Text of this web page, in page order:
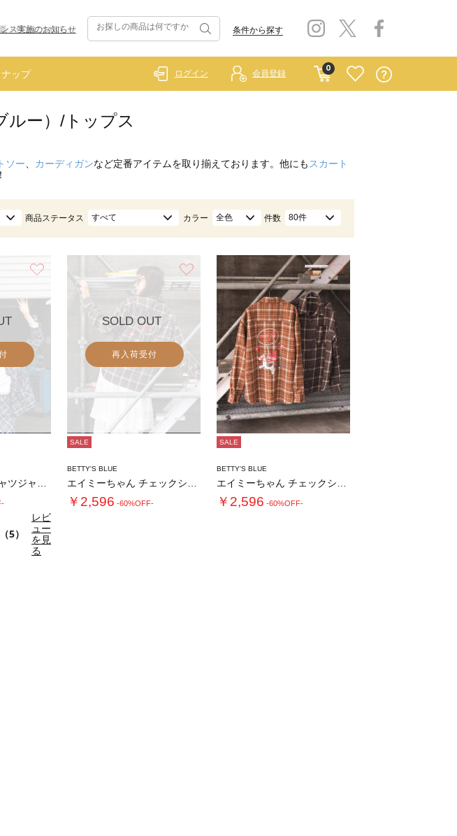
ス実施のお知らせ 条件から探す
ナップ
0
ログイン 会員登録
ルー）/トップス
ソー カーディガンなど定番アイテムを取り揃えております。他にも スカート
商品ステータス すべて カラー 全色 件数 80件
（5）
レビ
ュー
を見
る
SOLD OUT
再入荷受付
SALE
BETTY'S BLUE
￥2,596 -60%OFF-
お気に入り
SALE
BETTY'S BLUE
￥2,596 -60%OFF-